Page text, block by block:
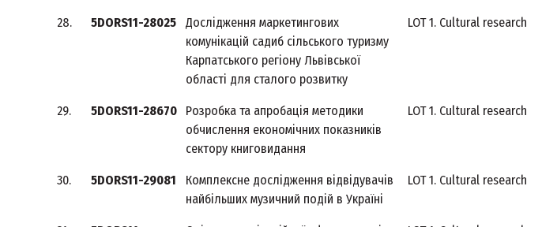
28. 5DORS11-28025
Дослідження маркетингових
комунікацій садиб сільського туризму
Карпатського регіону Львівської
області для сталого розвитку
LOT 1. Cultural research
29. 5DORS11-28670
Розробка та апробація методики
обчислення економічних показників
сектору книговидання
LOT 1. Cultural research
30. 5DORS11-29081
Комплексне дослідження відвідувачів
найбільших музичний подій в Україні
LOT 1. Cultural research